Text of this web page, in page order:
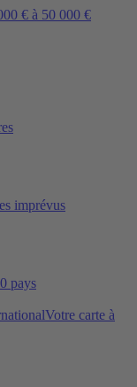
€ à 50 000 €
imprévus
pays
Votre carte à